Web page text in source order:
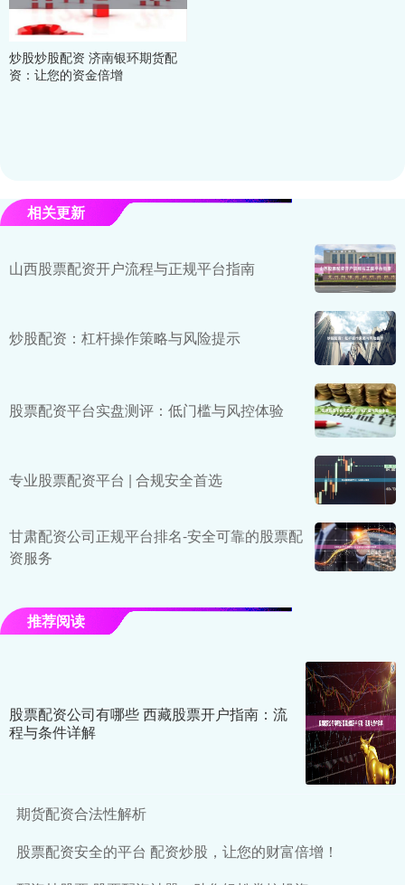
炒股炒股配资 济南银环期货配
资：让您的资金倍增
相关更新
山西股票配资开户流程与正规平台指南
炒股配资：杠杆操作策略与风险提示
股票配资平台实盘测评：低门槛与风控体验
专业股票配资平台 | 合规安全首选
甘肃配资公司正规平台排名-安全可靠的股票配
资服务
推荐阅读
股票配资公司有哪些 西藏股票开户指南：流
程与条件详解
期货配资合法性解析
股票配资安全的平台 配资炒股，让您的财富倍增！